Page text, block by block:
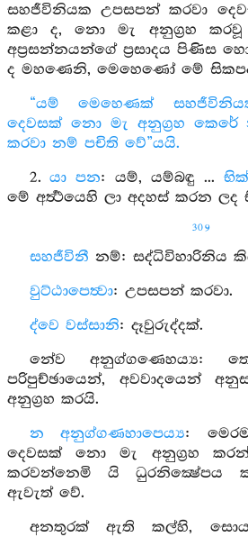
සහජීවිනියක උපසපන් කරවා
කළා ද, නො මැ අනුග්‍රහ
අප්‍රසන්නයන්ගේ ප්‍රසාදය පිණිස
ද මහණෙනි, මෙහෙණෝ මේ
“යම් මෙහෙණක්
දෙවසක් නො මැ අනුග්‍රහ
කරවා නම් පචිති වේ”යයි.
2.යා පන: යම්, යම්බඳු ...
මේ අර්‍ත්‍ථයෙහි ලා අදහස් කරන
309
සහජීවිනී නම්: සද්ධිවිහාරිනිය
වුට්ඨාපෙත්‍වා: උපසපන් කරවා.
ද්වෙ වස්සානි: දෑවුරුද්දක්.
නේව අනුග්ගණෙහය්‍ය:
පරිපුච්ඡායෙන්, අවවාදයෙන්
අනුග්‍රහ කරයි.
න අනුග්ගණහාපෙය්‍ය:
දෙවසක් නො මැ අනුග්‍රහ
කරවන්නෙමි යි ධුරනික්‍ෂේපය
ඇවැත් වේ.
අනතුරක් ඇති කල්හි,